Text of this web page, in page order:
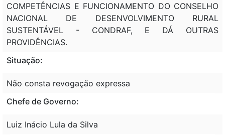
COMPETÊNCIAS E FUNCIONAMENTO DO CONSELHO
NACIONAL DE DESENVOLVIMENTO RURAL
SUSTENTÁVEL - CONDRAF, E DÁ OUTRAS
PROVIDÊNCIAS.
Situação:
Não consta revogação expressa
Chefe de Governo:
Luiz Inácio Lula da Silva